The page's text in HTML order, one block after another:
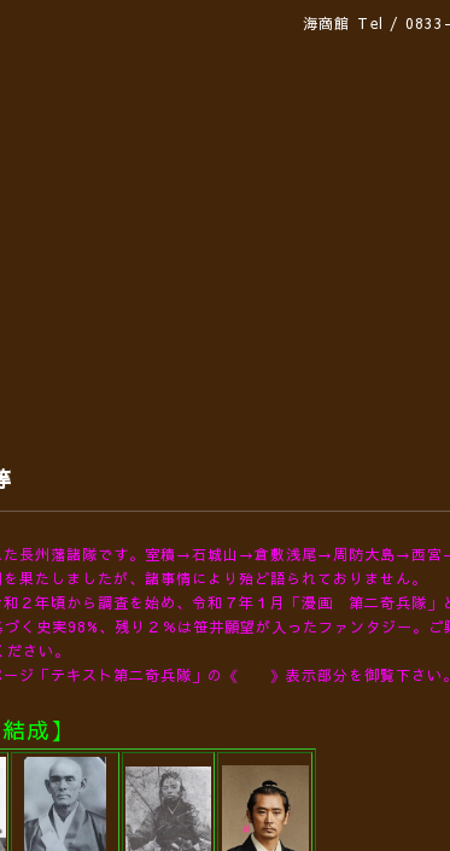
海商館 Tel /
た長州藩諸隊です。室積→石城山→倉敷浅尾→周防大島→西
果たしましたが、諸事情により殆ど語られておりません。
２年頃から調査を始め、令和７年１月「漫画 第二奇兵隊」
く史実98%、残り２％は笹井願望が入ったファンタジー。ご
さい。
ジ「テキスト第二奇兵隊」の《 》表示部分を御覧下さい。
成】